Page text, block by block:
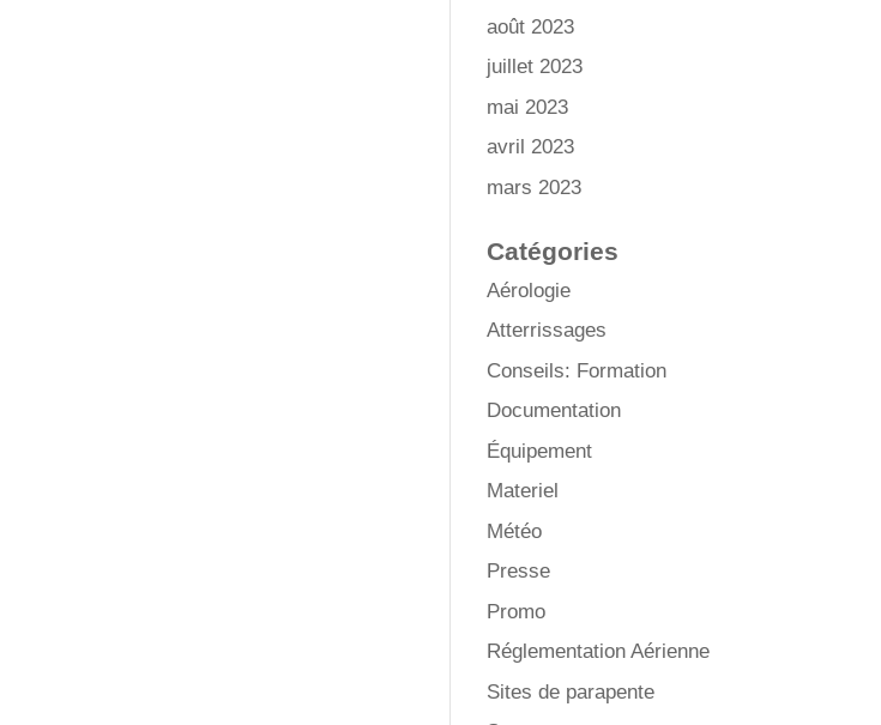
août 2023
juillet 2023
mai 2023
avril 2023
mars 2023
Catégories
Aérologie
Atterrissages
Conseils: Formation
Documentation
Équipement
Materiel
Météo
Presse
Promo
Réglementation Aérienne
Sites de parapente